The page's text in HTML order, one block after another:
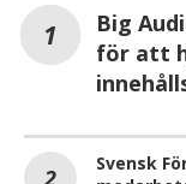
Big
för att
Svensk